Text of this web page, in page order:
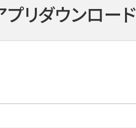
プリダウンロード